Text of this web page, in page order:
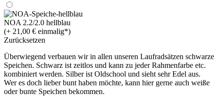
NOA 2.2/2.0 hellblau
(+ 21,00 € einmalig*)
Zurücksetzen
Überwiegend verbauen wir in allen unseren Laufradsätzen schwarze
Speichen. Schwarz ist zeitlos und kann zu jeder Rahmenfarbe etc.
kombiniert werden. Silber ist Oldschool und sieht sehr Edel aus.
Wer es doch lieber bunt haben möchte, kann hier gerne auch weiße
oder bunte Speichen bekommen.